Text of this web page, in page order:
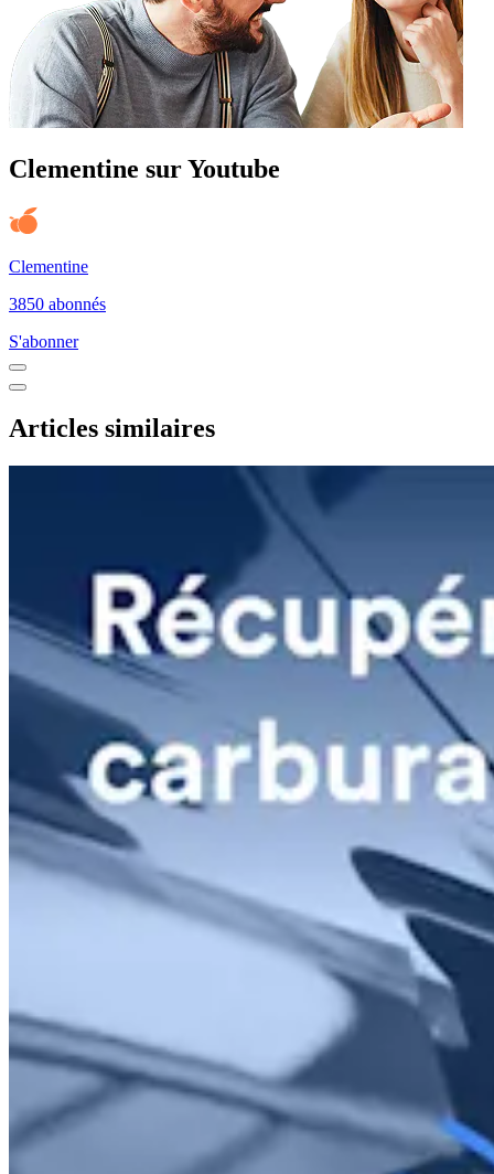
Clementine sur Youtube
Clementine
3850 abonnés
S'abonner
Articles similaires